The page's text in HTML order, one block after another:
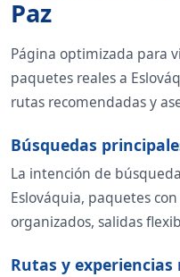
Paz
Página optimizada para
paquetes reales a
rutas recomendadas y
Búsquedas
La intención de
Eslováquia, paquetes
organizados, salidas
Rutas y experiencias